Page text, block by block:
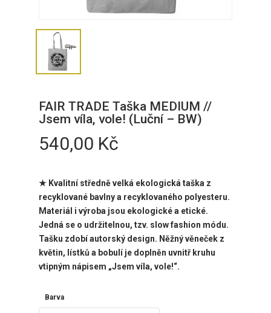
FAIR TRADE Taška MEDIUM //
Jsem víla, vole! (Luční – BW)
540,00 Kč
★ Kvalitní středně velká ekologická taška z
recyklované bavlny a recyklovaného polyesteru.
Materiál i výroba jsou ekologické a etické.
Jedná se o udržitelnou, tzv. slow fashion módu.
Tašku zdobí autorský design. Něžný věneček z
květin, lístků a bobulí je doplněn uvnitř kruhu
vtipným nápisem „Jsem víla, vole!“.
Barva